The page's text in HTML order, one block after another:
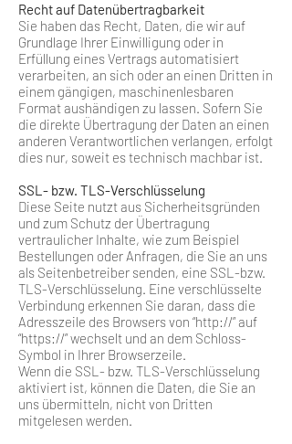
Recht auf Datenübertragbarkeit
Sie haben das Recht, Daten, die wir auf
Grundlage Ihrer Einwilligung oder in
Erfüllung eines Vertrags automatisiert
verarbeiten, an sich oder an einen Dritten in
einem gängigen, maschinenlesbaren
Format aushändigen zu lassen. Sofern Sie
die direkte Übertragung der Daten an einen
anderen Verantwortlichen verlangen, erfolgt
dies nur, soweit es technisch machbar ist.
SSL- bzw. TLS-Verschlüsselung
Diese Seite nutzt aus Sicherheitsgründen
und zum Schutz der Übertragung
vertraulicher Inhalte, wie zum Beispiel
Bestellungen oder Anfragen, die Sie an uns
als Seitenbetreiber senden, eine SSL-bzw.
TLS-Verschlüsselung. Eine verschlüsselte
Verbindung erkennen Sie daran, dass die
Adresszeile des Browsers von “http://” auf
“https://” wechselt und an dem Schloss-
Symbol in Ihrer Browserzeile.
Wenn die SSL- bzw. TLS-Verschlüsselung
aktiviert ist, können die Daten, die Sie an
uns übermitteln, nicht von Dritten
mitgelesen werden.